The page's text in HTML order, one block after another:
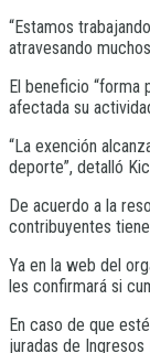
“Estamos
atravesando
El beneficio “forma
afectada su
“La exención
deporte”, detalló
De acuerdo a la
contribuyentes
Ya en la web del
les confirmará si
En caso de que
juradas de